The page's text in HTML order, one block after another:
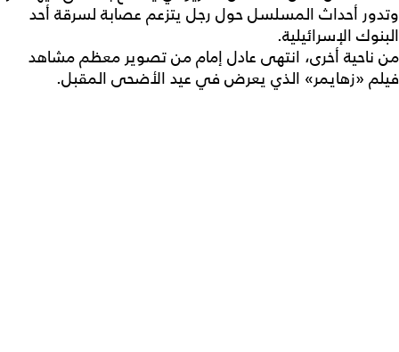
وتدور أحداث المسلسل حول رجل يتزعم عصابة لسرقة أحد
البنوك الإسرائيلية.
من ناحية أخرى، انتهى عادل إمام من تصوير معظم مشاهد
فيلم «زهايمر» الذي يعرض في عيد الأضحى المقبل.